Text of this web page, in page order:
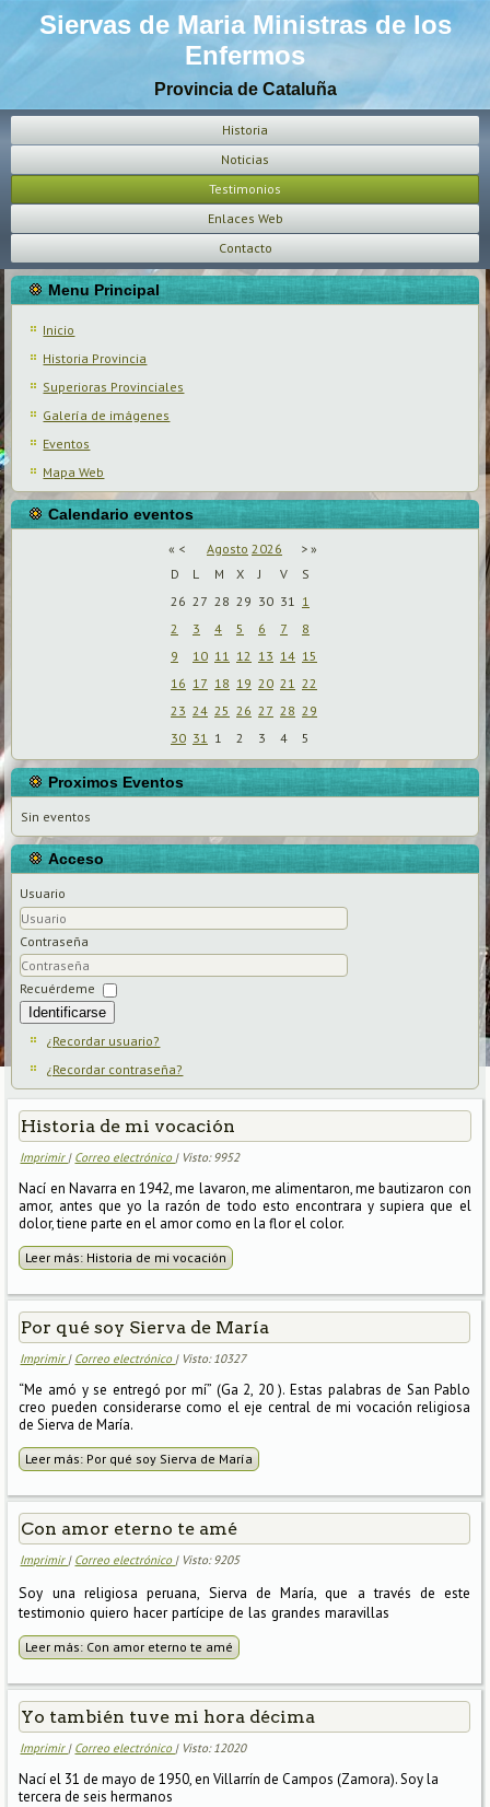
Siervas de Maria Ministras de los
Enfermos
Provincia de Cataluña
Historia
Noticias
Testimonios
Enlaces Web
Contacto
Menu Principal
Inicio
Historia Provincia
Superioras Provinciales
Galería de imágenes
Eventos
Mapa Web
Calendario eventos
« < Agosto 2026 > »
D
L M X J V
S
26 27 28 29 30 31 1
2
3 4 5 6 7
8
9
10 11 12 13 14 15
16 17 18 19 20 21 22
23 24 25 26 27 28 29
30 31 1 2 3 4 5
Proximos Eventos
Sin eventos
Acceso
Usuario
Contraseña
Recuérdeme
Identificarse
¿Recordar usuario?
¿Recordar contraseña?
Historia de mi vocación
Imprimir | Correo electrónico | Visto: 9952
Nací en Navarra en 1942, me lavaron, me alimentaron, me bautizaron con
amor, antes que yo la razón de todo esto encontrara y supiera que el
dolor, tiene parte en el amor como en la flor el color.
Leer más: Historia de mi vocación
Por qué soy Sierva de María
Imprimir | Correo electrónico | Visto: 10327
“Me amó y se entregó por mí” (Ga 2, 20 ). Estas palabras de San Pablo
creo pueden considerarse como el eje central de mi vocación religiosa
de Sierva de María.
Leer más: Por qué soy Sierva de María
Con amor eterno te amé
Imprimir | Correo electrónico | Visto: 9205
Soy una religiosa peruana, Sierva de María, que a través de este
testimonio quiero hacer partícipe de las grandes maravillas
Leer más: Con amor eterno te amé
Yo también tuve mi hora décima
Imprimir | Correo electrónico | Visto: 12020
Nací el 31 de mayo de 1950, en Villarrín de Campos (Zamora). Soy la
tercera de seis hermanos